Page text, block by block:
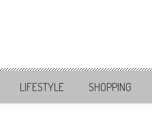
LIFESTYLE SHOPPING